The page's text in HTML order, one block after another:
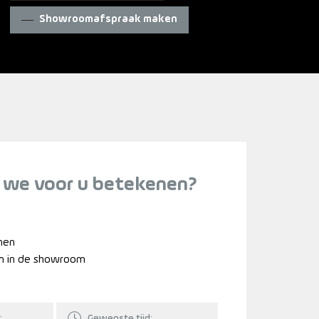
Showroomafspraak maken
voor u betekenen?
in de showroom